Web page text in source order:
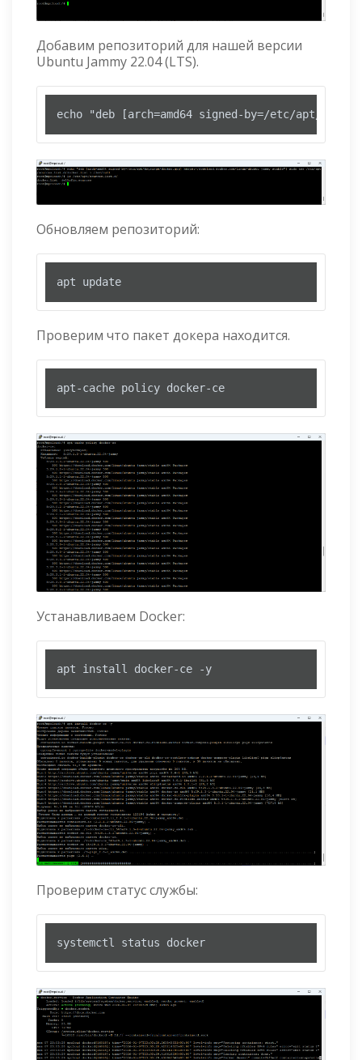
Добавим репозиторий для нашей версии
Ubuntu Jammy 22.04 (LTS).
echo "deb [arch=amd64 signed-by=/etc/apt/
Обновляем репозиторий:
apt update
Проверим что пакет докера находится.
apt-cache policy docker-ce
Устанавливаем Docker:
apt install docker-ce -y
Проверим статус службы:
systemctl status docker